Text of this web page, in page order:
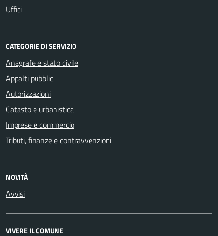
Uffici
CATEGORIE DI SERVIZIO
Anagrafe e stato civile
Appalti pubblici
Autorizzazioni
Catasto e urbanistica
Imprese e commercio
Tributi, finanze e contravvenzioni
NOVITÀ
Avvisi
VIVERE IL COMUNE